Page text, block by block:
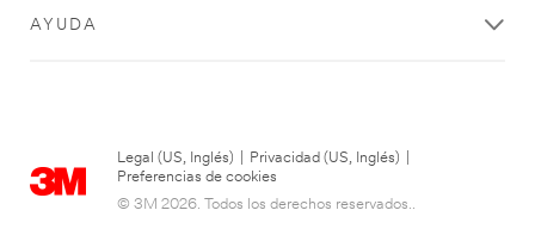
AYUDA
Legal (US, Inglés) Privacidad (US, Inglés)
Preferencias de cookies
© 3M 2026. Todos los derechos reservados..